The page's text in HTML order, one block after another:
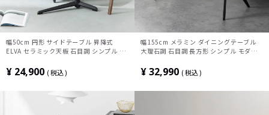
幅50cm 円形 サイドテーブル 昇降式
ELVA セラミック天板 石目調 シンプル モ
ブル 寝室 リビング 黒 ブラック ベージュ
¥ 24,900 税込
幅155cm メラミン ダイニングテーブル
大理石調 石目調 長方形 シンプル モダン
脚 X脚 ダイニング グレー ホワイト 白
¥32,990 税込